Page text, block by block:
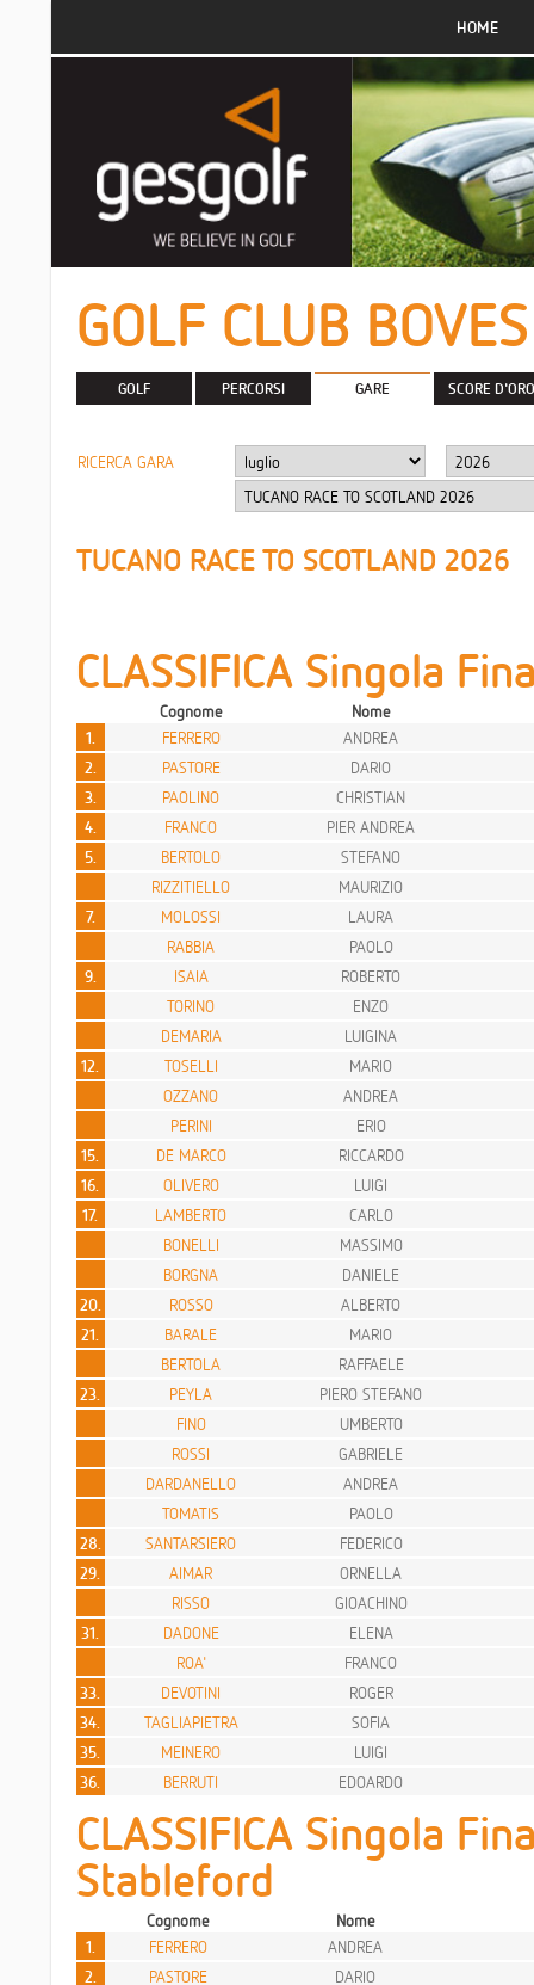
HOME
GOLF CLUB
GOLF PERCORSI GARE SCORE D'ORO
RICERCA GARA
TUCANO RACE TO SCOTLAND 2026
CLASSIFICA Singola
Cognome
Nome
1.
FERRERO
ANDREA
2.
PASTORE
DARIO
3.
PAOLINO
CHRISTIAN
4.
FRANCO
PIER ANDREA
5.
BERTOLO
STEFANO
RIZZITIELLO
MAURIZIO
7.
MOLOSSI
LAURA
RABBIA
PAOLO
9.
ISAIA
ROBERTO
TORINO
ENZO
DEMARIA
LUIGINA
12.
TOSELLI
MARIO
OZZANO
ANDREA
PERINI
ERIO
15.
DE MARCO
RICCARDO
16.
OLIVERO
LUIGI
17.
LAMBERTO
CARLO
BONELLI
MASSIMO
BORGNA
DANIELE
20.
ROSSO
ALBERTO
21.
BARALE
MARIO
BERTOLA
RAFFAELE
23.
PEYLA
PIERO STEFANO
FINO
UMBERTO
ROSSI
GABRIELE
DARDANELLO
ANDREA
TOMATIS
PAOLO
28.
SANTARSIERO
FEDERICO
29.
AIMAR
ORNELLA
RISSO
GIOACHINO
31.
DADONE
ELENA
ROA'
FRANCO
33.
DEVOTINI
ROGER
34.
TAGLIAPIETRA
SOFIA
35.
MEINERO
LUIGI
36.
BERRUTI EDOARDO
CLASSIFICA Singola
Stableford
Cognome
Nome
1.
FERRERO
ANDREA
2.
PASTORE
DARIO